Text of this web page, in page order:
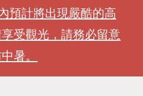
預計將出現嚴酷的高
受觀光，請務必留意
暑。